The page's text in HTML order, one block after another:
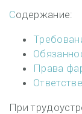
Содержание:
Права
При